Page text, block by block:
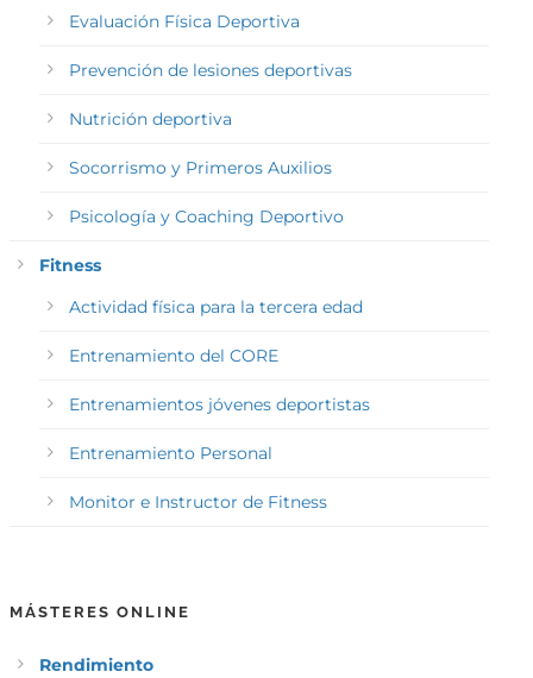
Evaluación Física Deportiva
Prevención de lesiones deportivas
Nutrición deportiva
Socorrismo y Primeros Auxilios
Psicología y Coaching Deportivo
Fitness
Actividad física para la tercera edad
Entrenamiento del CORE
Entrenamientos jóvenes deportistas
Entrenamiento Personal
Monitor e Instructor de Fitness
MÁSTERES ONLINE
Rendimiento